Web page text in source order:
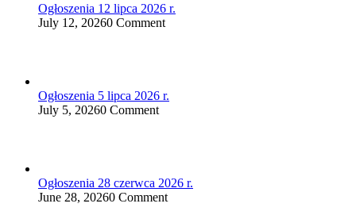
Ogłoszenia 12 lipca 2026 r.
July 12, 20260 Comment
Ogłoszenia 5 lipca 2026 r.
July 5, 20260 Comment
Ogłoszenia 28 czerwca 2026 r.
June 28, 20260 Comment